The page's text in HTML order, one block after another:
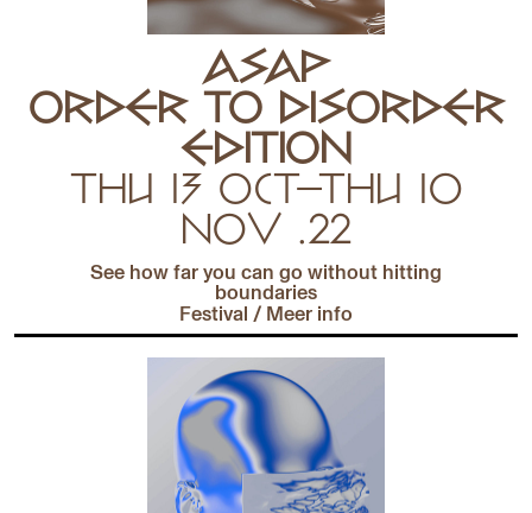
ASAP
ORDER TO DISORDER
EDITION
THU 13 OCT—THU 10
NOV .22
See how far you can go without hitting
boundaries
Festival / Meer info